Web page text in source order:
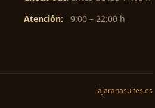
Atención: 9:00 – 22:00 h
lajaranasuites.es